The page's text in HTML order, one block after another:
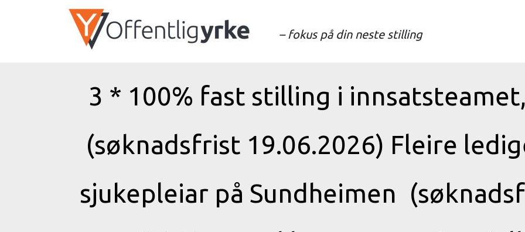
– fokus på din neste stilling
3 * 100% fast stilling i
(søknadsfrist 19.06.2026) Fleire
sjukepleiar på Sundheimen